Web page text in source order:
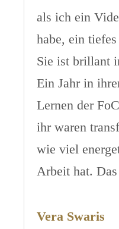
als ich ein
habe, ein
Sie ist brillant
Ein Jahr in
Lernen der
ihr waren
wie viel
Arbeit hat.
Vera Swaris